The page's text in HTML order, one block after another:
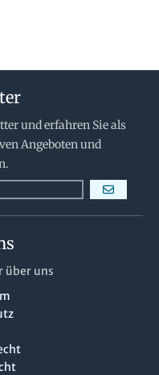
und erfahren Sie als
Angeboten und
über uns